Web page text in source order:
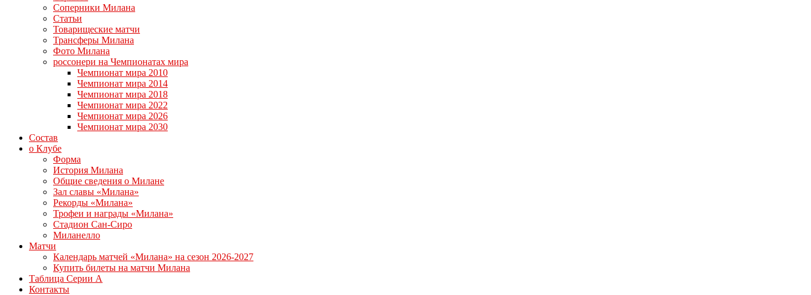
Соперники Милана
Статьи
Товарищеские матчи
Трансферы Милана
Фото Милана
россонери на Чемпионатах мира
Чемпионат мира 2010
Чемпионат мира 2014
Чемпионат мира 2018
Чемпионат мира 2022
Чемпионат мира 2026
Чемпионат мира 2030
Состав
о Клубе
Форма
История Милана
Общие сведения о Милане
Зал славы «Милана»
Рекорды «Милана»
Трофеи и награды «Милана»
Стадион Сан-Сиро
Миланелло
Матчи
Календарь матчей «Милана» на сезон 2026-2027
Купить билеты на матчи Милана
Таблица Серии А
Контакты